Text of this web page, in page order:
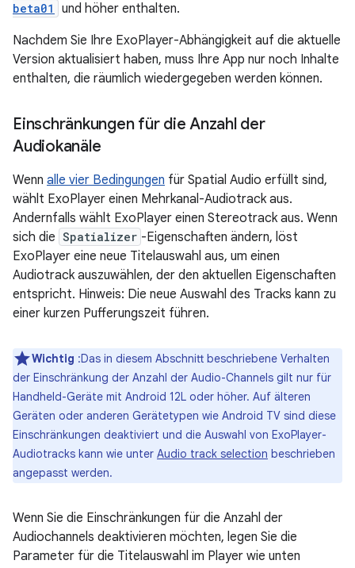
beta01
und höher enthalten.
Nachdem Sie Ihre ExoPlayer-Abhängigkeit auf die aktuelle
Version aktualisiert haben, muss Ihre App nur noch Inhalte
enthalten, die räumlich wiedergegeben werden können.
Einschränkungen für die Anzahl der
Audiokanäle
Wenn alle vier Bedingungen für Spatial Audio erfüllt sind,
wählt ExoPlayer einen Mehrkanal-Audiotrack aus.
Andernfalls wählt ExoPlayer einen Stereotrack aus. Wenn
sich die Spatializer -Eigenschaften ändern, löst
ExoPlayer eine neue Titelauswahl aus, um einen
Audiotrack auszuwählen, der den aktuellen Eigenschaften
entspricht. Hinweis: Die neue Auswahl des Tracks kann zu
einer kurzen Pufferungszeit führen.
Wichtig :Das in diesem Abschnitt beschriebene Verhalten
der Einschränkung der Anzahl der Audio-Channels gilt nur für
Handheld-Geräte mit Android 12L oder höher. Auf älteren
Geräten oder anderen Gerätetypen wie Android TV sind diese
Einschränkungen deaktiviert und die Auswahl von ExoPlayer-
Audiotracks kann wie unter Audio track selection beschrieben
angepasst werden.
Wenn Sie die Einschränkungen für die Anzahl der
Audiochannels deaktivieren möchten, legen Sie die
Parameter für die Titelauswahl im Player wie unten